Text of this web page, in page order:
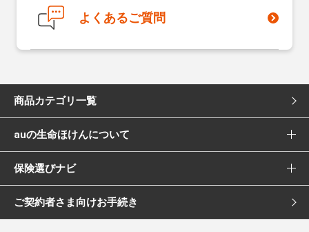
よくあるご質問
商品カテゴリ一覧
死亡保険
医療保険
女性向け医療保険
auの生命ほけんについて
選ばれる理由
Pontaポイント還元について
保険選びナビ
保険選びナビ トップ
ご契約者さま向けお手続き